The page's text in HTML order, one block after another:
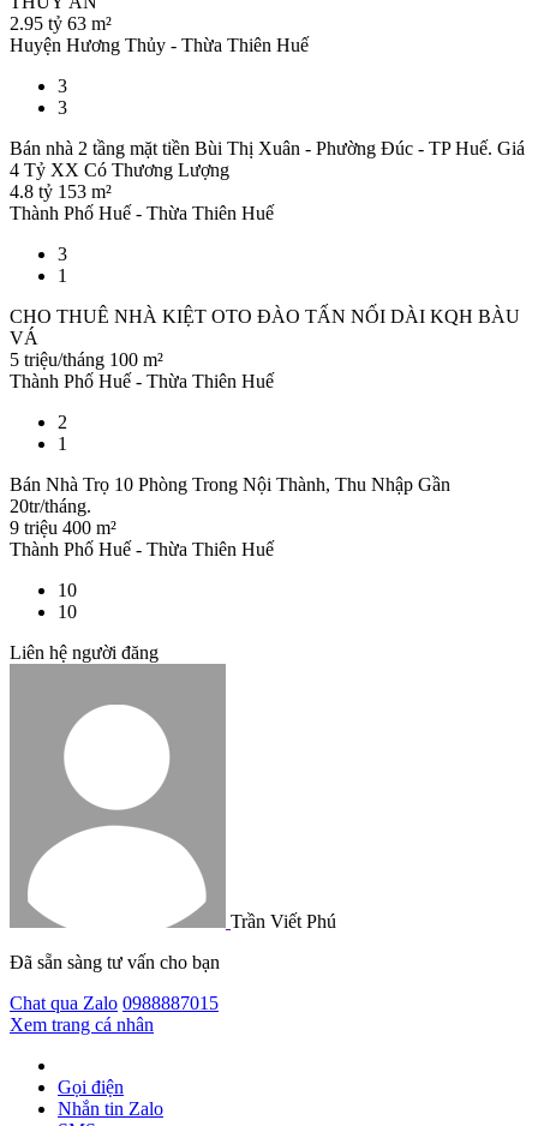
2.95 tỷ 63 m²
Huyện Hương Thủy - Thừa Thiên Huế
3
3
Bán nhà 2 tầng mặt tiền Bùi Thị Xuân - Phường Đúc - TP Huế. Giá
4 Tỷ XX Có Thương Lượng
4.8 tỷ 153 m²
Thành Phố Huế - Thừa Thiên Huế
3
1
CHO THUÊ NHÀ KIỆT OTO ĐÀO TẤN NỐI DÀI KQH BÀU
VÁ
5 triệu/tháng 100 m²
Thành Phố Huế - Thừa Thiên Huế
2
1
Bán Nhà Trọ 10 Phòng Trong Nội Thành, Thu Nhập Gần
20tr/tháng.
9 triệu 400 m²
Thành Phố Huế - Thừa Thiên Huế
10
10
Liên hệ người đăng
Trần Viết Phú
Đã sẵn sàng tư vấn cho bạn
Chat qua Zalo 0988887015
Xem trang cá nhân
Gọi điện
Nhắn tin Zalo